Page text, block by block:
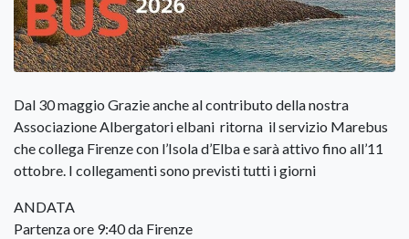
Dal 30 maggio Grazie anche al contributo della nostra
Associazione Albergatori elbani ritorna il servizio Marebus
che collega Firenze con l’Isola d’Elba e sarà attivo fino all’11
ottobre. I collegamenti sono previsti tutti i giorni
ANDATA
Partenza ore 9:40 da Firenze